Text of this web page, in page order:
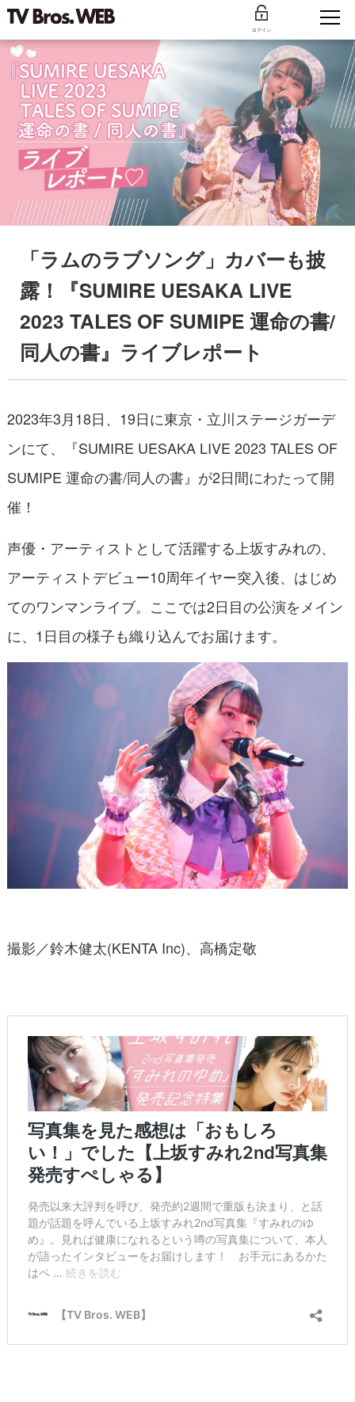
ログイン
「ラムのラブソング」カバーも披
露！『SUMIRE UESAKA LIVE
2023 TALES OF SUMIPE 運命の書/
同人の書』ライブレポート
2023年3月18日、19日に東京・立川ステージガーデ
ンにて、『SUMIRE UESAKA LIVE 2023 TALES OF
SUMIPE 運命の書/同人の書』が2日間にわたって開
催！
声優・アーティストとして活躍する上坂すみれの、
アーティストデビュー10周年イヤー突入後、はじめ
てのワンマンライブ。ここでは2日目の公演をメイン
に、1日目の様子も織り込んでお届けます。
撮影／鈴木健太(KENTA Inc)、高橋定敬